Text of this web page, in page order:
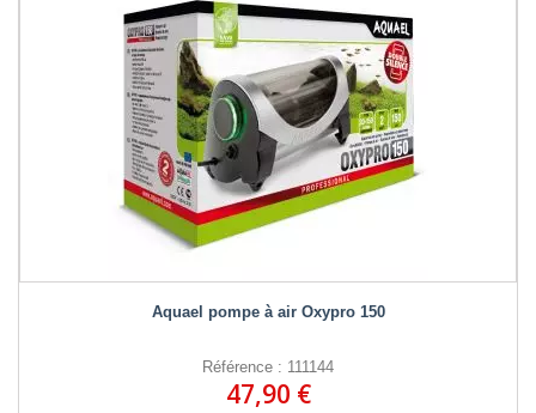
Aquael pompe à air Oxypro 150
Référence : 111144
47,90 €